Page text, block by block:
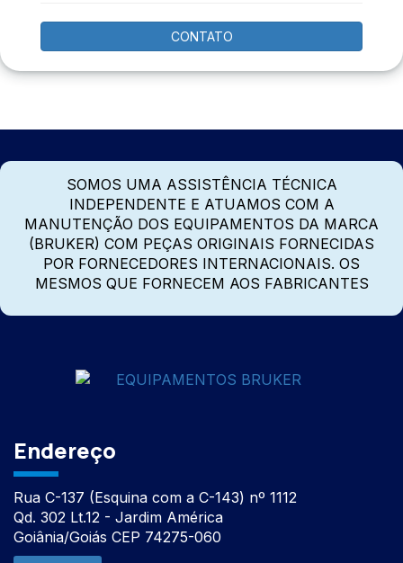
CONTATO
SOMOS UMA ASSISTÊNCIA TÉCNICA
INDEPENDENTE E ATUAMOS COM A
MANUTENÇÃO DOS EQUIPAMENTOS DA MARCA
(BRUKER) COM PEÇAS ORIGINAIS FORNECIDAS
POR FORNECEDORES INTERNACIONAIS. OS
MESMOS QUE FORNECEM AOS FABRICANTES
Endereço
Rua C-137 (Esquina com a C-143) nº 1112
Qd. 302 Lt.12 - Jardim América
Goiânia/Goiás CEP 74275-060